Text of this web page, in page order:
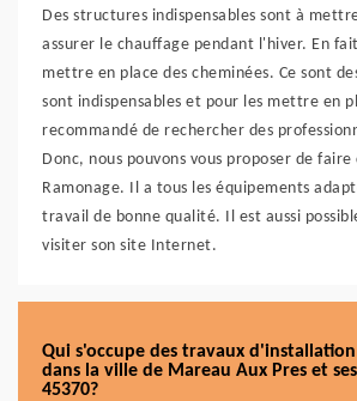
Des structures indispensables sont à
assurer le chauffage pendant l'hiver. En
mettre en place des cheminées. Ce sont
sont indispensables et pour les mettre en
recommandé de rechercher des
Donc, nous pouvons vous proposer de
Ramonage. Il a tous les équipements
travail de bonne qualité. Il est aussi
visiter son site Internet.
Qui s'occupe des travaux
dans la ville de Mareau Aux Pres et
45370?